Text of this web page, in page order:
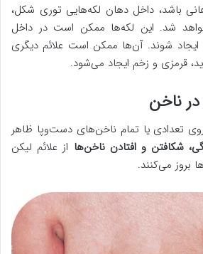
باشد، داخل دهان لکه‌هایی توری شکل،
شد. این لکه‌ها ممکن است در داخل
ایجاد شوند. آن‌ها ممکن است علائم دیگری
قرمزی و زخم ایجاد می‌شود.
ناخن
تعدادی یا تمام ناخن‌های دست‌وپا ظاهر
شکافتن و افتادن ناخن‌ها از علائم لیکن
بروز می‌کنند.